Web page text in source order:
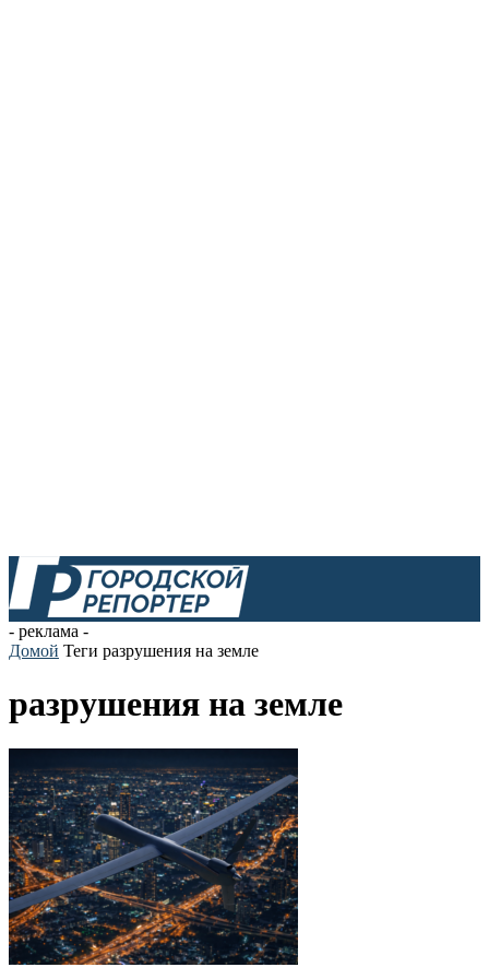
- реклама -
Домой Теги разрушения на земле
разрушения на земле